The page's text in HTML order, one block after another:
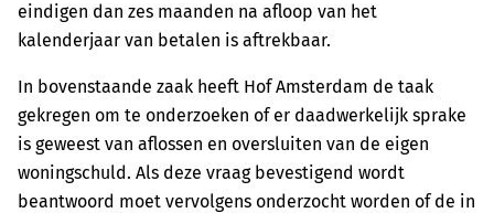
eindigen dan zes maanden na afloop van het
kalenderjaar van betalen is aftrekbaar.
In bovenstaande zaak heeft Hof Amsterdam de taak
gekregen om te onderzoeken of er daadwerkelijk sprake
is geweest van aflossen en oversluiten van de eigen
woningschuld. Als deze vraag bevestigend wordt
beantwoord moet vervolgens onderzocht worden of de in